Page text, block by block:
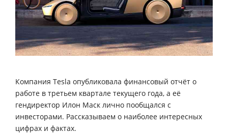
Компания Tesla опубликовала финансовый отчёт о
работе в третьем квартале текущего года, а её
гендиректор Илон Маск лично пообщался с
инвесторами. Рассказываем о наиболее интересных
цифрах и фактах.